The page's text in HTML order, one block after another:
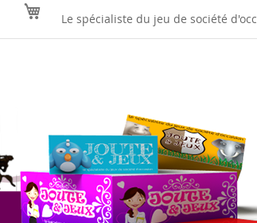
Le spécialiste du jeu de société